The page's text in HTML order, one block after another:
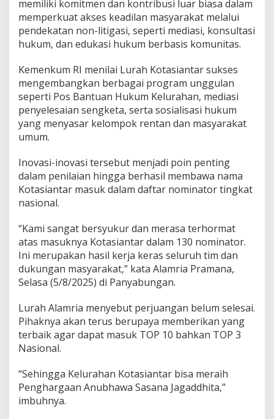
memiliki komitmen dan kontribusi luar biasa dalam
memperkuat akses keadilan masyarakat melalui
pendekatan non-litigasi, seperti mediasi, konsultasi
hukum, dan edukasi hukum berbasis komunitas.
Kemenkum RI menilai Lurah Kotasiantar sukses
mengembangkan berbagai program unggulan
seperti Pos Bantuan Hukum Kelurahan, mediasi
penyelesaian sengketa, serta sosialisasi hukum
yang menyasar kelompok rentan dan masyarakat
umum.
Inovasi-inovasi tersebut menjadi poin penting
dalam penilaian hingga berhasil membawa nama
Kotasiantar masuk dalam daftar nominator tingkat
nasional.
“Kami sangat bersyukur dan merasa terhormat
atas masuknya Kotasiantar dalam 130 nominator.
Ini merupakan hasil kerja keras seluruh tim dan
dukungan masyarakat,” kata Alamria Pramana,
Selasa (5/8/2025) di Panyabungan.
Lurah Alamria menyebut perjuangan belum selesai.
Pihaknya akan terus berupaya memberikan yang
terbaik agar dapat masuk TOP 10 bahkan TOP 3
Nasional.
“Sehingga Kelurahan Kotasiantar bisa meraih
Penghargaan Anubhawa Sasana Jagaddhita,”
imbuhnya.